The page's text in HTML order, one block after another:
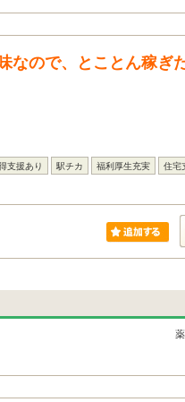
ので、とことん稼ぎ
支援あり 駅チカ 福利厚生充実 住宅